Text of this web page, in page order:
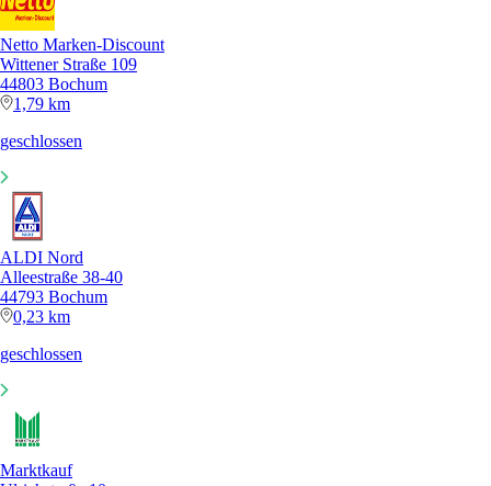
Netto Marken-Discount
Wittener Straße 109
44803 Bochum
1,79 km
geschlossen
ALDI Nord
Alleestraße 38-40
44793 Bochum
0,23 km
geschlossen
Marktkauf